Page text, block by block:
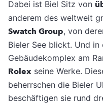
Dabei ist Biel Sitz von
anderem des weltweit
Swatch Group, von
Bieler See blickt. Und in
Gebäudekomplex am
Rolex seine Werke.
beherrschen die Bieler
beschäftigen sie rund